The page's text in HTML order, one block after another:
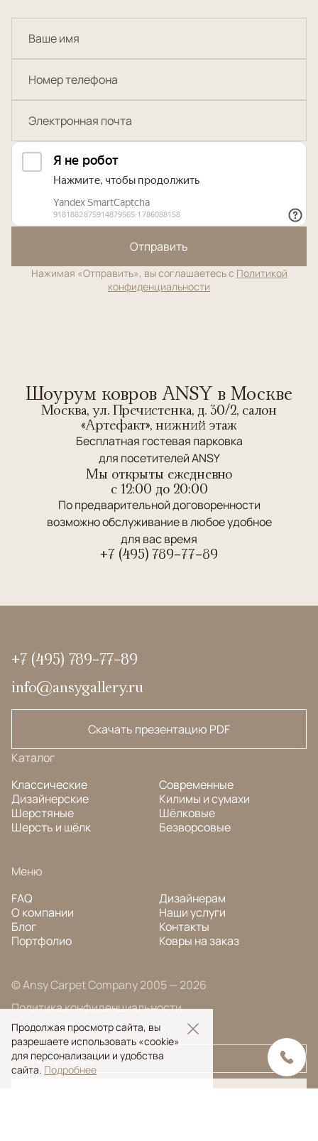
Отправить
Нажимая «Отправить», вы соглашаетесь с Политикой
конфиденциальности
Шоурум ковров ANSY в Москве
Москва, ул. Пречистенка, д. 30/2, салон
«Артефакт», нижний этаж
Бесплатная гостевая парковка
для посетителей ANSY
Мы открыты ежедневно
c 12:00 до 20:00
По предварительной договоренности
возможно обслуживание в любое удобное
для вас время
+7 (495) 789-77-89
+7 (495) 789-77-89
info@ansygallery.ru
Скачать презентацию PDF
Каталог
Классические
Дизайнерские
Шерстяные
Шерсть и шёлк
Современные
Килимы и сумахи
Шёлковые
Безворсовые
Меню
FAQ
О компании
Блог
Портфолио
Дизайнерам
Наши услуги
Контакты
Ковры на заказ
© Ansy Carpet Company 2005 — 2026
Политика конфиденциальности
Поиск ковра
Продолжая просмотр сайта, вы
разрешаете использовать «cookie»
для персонализации и удобства
сайта. Подробнее